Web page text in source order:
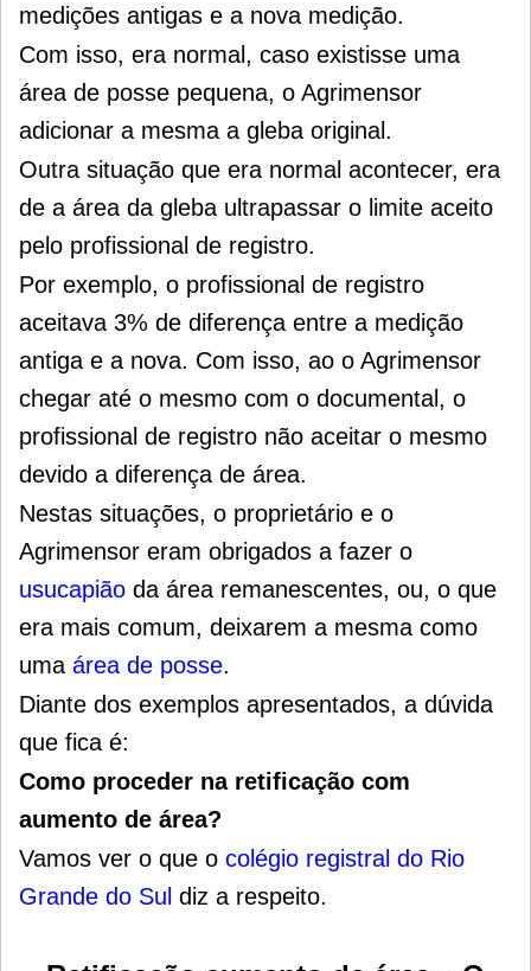
medições antigas e a nova medição.
Com isso, era normal, caso existisse uma
área de posse pequena, o Agrimensor
adicionar a mesma a gleba original.
Outra situação que era normal acontecer, era
de a área da gleba ultrapassar o limite aceito
pelo profissional de registro.
Por exemplo, o profissional de registro
aceitava 3% de diferença entre a medição
antiga e a nova. Com isso, ao o Agrimensor
chegar até o mesmo com o documental, o
profissional de registro não aceitar o mesmo
devido a diferença de área.
Nestas situações, o proprietário e o
Agrimensor eram obrigados a fazer o
usucapião da área remanescentes, ou, o que
era mais comum, deixarem a mesma como
uma área de posse.
Diante dos exemplos apresentados, a dúvida
que fica é:
Como proceder na retificação com
aumento de área?
Vamos ver o que o colégio registral do Rio
Grande do Sul diz a respeito.